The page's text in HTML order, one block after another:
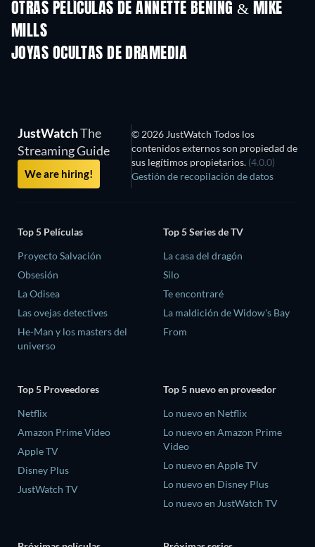
OTRAS PELÍCULAS DE ANNETTE BENING & MIKE
MILLS
JOYAS OCULTAS DE DRAMEDIA
JustWatchThe
Streaming Guide
We are hiring!
© 2026 JustWatch Todos los
contenidos externos son propiedad de
sus legítimos propietarios. (4.0.0)
Gestión de recopilación de datos
Top 5 Películas
Proyecto Salvación
Obsesión
La Odisea
Las ovejas detectives
He-Man y los masters del
universo
Top 5 Series de TV
La casa del dragón
Silo
Te encontraré
La maldición de Widow's Bay
From
Top 5 Proveedores
Netflix
Amazon Prime Video
Apple TV
Disney Plus
JustWatch TV
Top 5 nuevo en proveedor
Lo nuevo en Netflix
Lo nuevo en Amazon Prime
Video
Lo nuevo en Apple TV
Lo nuevo en Disney Plus
Lo nuevo en JustWatch TV